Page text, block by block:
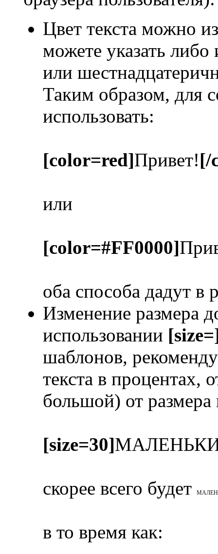
Цвет текста можно
можете указать
или
Таким образом, для
использовать:
[color=red]Привет![/
или
[color=#FF0000]
оба способа дадут в
Изменение размера
использовании
шаблонов,
текста в процентах,
большой) от
[size=30]
скорее всего будет
в то время как: